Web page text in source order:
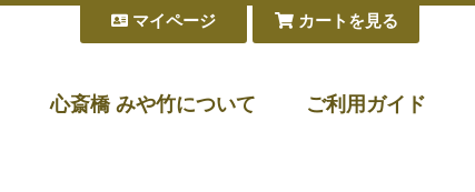
心斎橋 みや竹について ご利用ガイド
カートを見る
マイページ